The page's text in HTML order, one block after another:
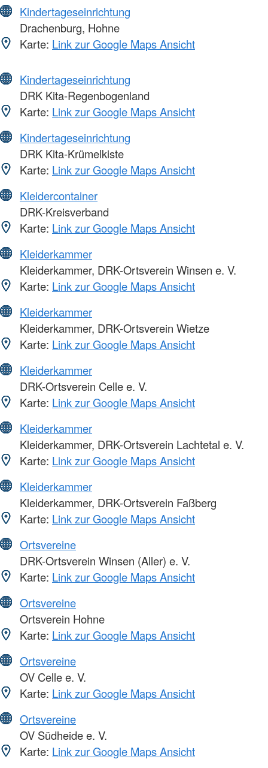
Kindertageseinrichtung
Drachenburg, Hohne
Karte: Link zur Google Maps Ansicht
Kindertageseinrichtung
DRK Kita-Regenbogenland
Karte: Link zur Google Maps Ansicht
Kindertageseinrichtung
DRK Kita-Krümelkiste
Karte: Link zur Google Maps Ansicht
Kleidercontainer
DRK-Kreisverband
Karte: Link zur Google Maps Ansicht
Kleiderkammer
Kleiderkammer, DRK-Ortsverein Winsen e. V.
Karte: Link zur Google Maps Ansicht
Kleiderkammer
Kleiderkammer, DRK-Ortsverein Wietze
Karte: Link zur Google Maps Ansicht
Kleiderkammer
DRK-Ortsverein Celle e. V.
Karte: Link zur Google Maps Ansicht
Kleiderkammer
Kleiderkammer, DRK-Ortsverein Lachtetal e. V.
Karte: Link zur Google Maps Ansicht
Kleiderkammer
Kleiderkammer, DRK-Ortsverein Faßberg
Karte: Link zur Google Maps Ansicht
Ortsvereine
DRK-Ortsverein Winsen (Aller) e. V.
Karte: Link zur Google Maps Ansicht
Ortsvereine
Ortsverein Hohne
Karte: Link zur Google Maps Ansicht
Ortsvereine
OV Celle e. V.
Karte: Link zur Google Maps Ansicht
Ortsvereine
OV Südheide e. V.
Karte: Link zur Google Maps Ansicht